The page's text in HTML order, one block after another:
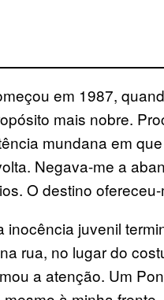
em 1987,
mais nobre.
mundana em
Negava-me a
O destino
inocência juvenil
rua, no lugar do
a atenção. Um